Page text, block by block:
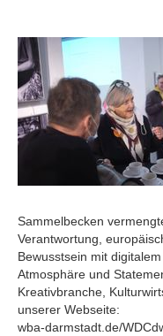
Sammelbecken
Verantwortung,
Bewusstsein mit
Atmosphäre und
Kreativbranche,
unserer Webseite:
wba-darmstadt.de/